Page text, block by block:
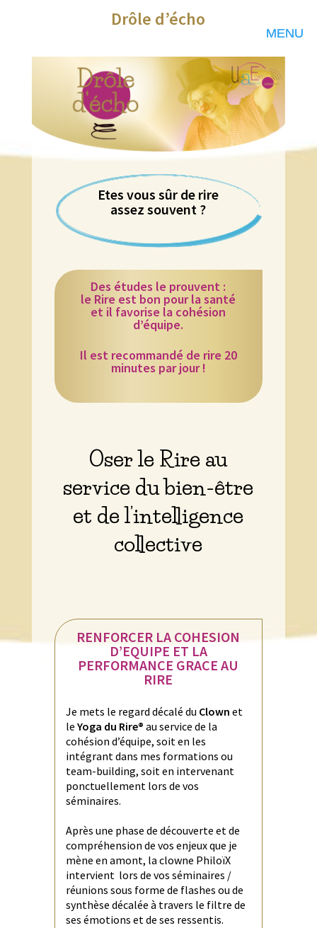
Drôle d’écho
Etes vous sûr de rire
assez souvent ?
Des études le prouvent :
le Rire est bon pour la santé
et il favorise la cohésion
d’équipe.
Il est recommandé de rire 20
minutes par jour !
Oser le Rire au
service du bien-être
et de l’intelligence
collective
RENFORCER LA COHESION
D’EQUIPE ET LA
PERFORMANCE GRACE AU
RIRE
Je mets le regard décalé du Clown et
le Yoga du Rire® au service de la
cohésion d’équipe, soit en les
intégrant dans mes formations ou
team-building, soit en intervenant
ponctuellement lors de vos
séminaires.
Après une phase de découverte et de
compréhension de vos enjeux que je
mène en amont, la clowne PhiloïX
intervient lors de vos séminaires /
réunions sous forme de flashes ou de
synthèse décalée à travers le filtre de
ses émotions et de ses ressentis.